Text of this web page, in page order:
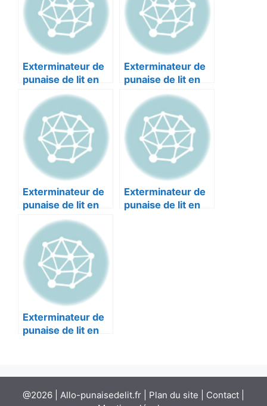
Exterminateur de
punaise de lit en
Alpes-maritimes :
NICE
DESINSECTISATIO
NS NICE 06100
Exterminateur de
punaise de lit en
Alpes-maritimes :
AZUR TECH NICE
06000
Exterminateur de
punaise de lit en
Alpes-maritimes :
DKM EXPERTS
NICE NICE 06300
Exterminateur de
punaise de lit en
Exterminateur de
punaise de lit en
@2026 | Allo-punaisedelit.fr | Plan du site Contact